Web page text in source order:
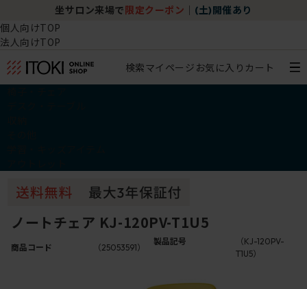
坐サロン来場で 限定クーポン (土)開催あり
個人向けTOP
法人向けTOP
検索マイページ お気に入り カート
ノートチェア KJ-120PV-T1U5
商品コード （25053591）
製品記号
（KJ-120PV-
T1U5）